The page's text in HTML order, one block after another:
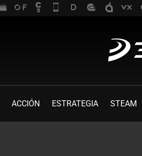
ACCIÓN ESTRATEGIA STEAM